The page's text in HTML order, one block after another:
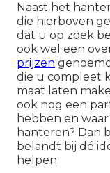
Naast het
die hierboven
dat u op zoek
ook wel een
prijzen
die u compleet
maat laten
ook nog een
hebben en
hanteren? Dan
belandt bij dé
helpen